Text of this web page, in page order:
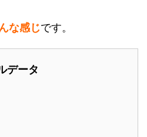
な感じです。
データ